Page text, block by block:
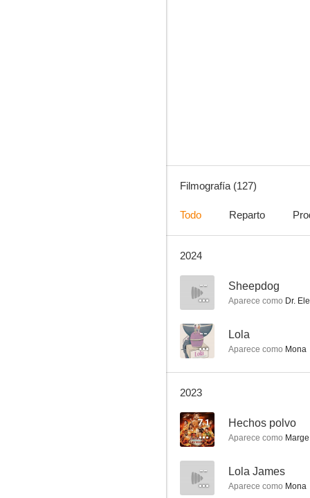
CSI: Miami
7.3
Filmografía (127)
Todo Reparto
2024
-- Sheepdog
Aparece como Dr.
-- Lola
Aparece como Mona
2023
7.1 Hechos polvo
Aparece como
-- Lola James
Aparece como Mona